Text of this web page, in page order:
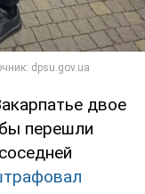
двое
перешли